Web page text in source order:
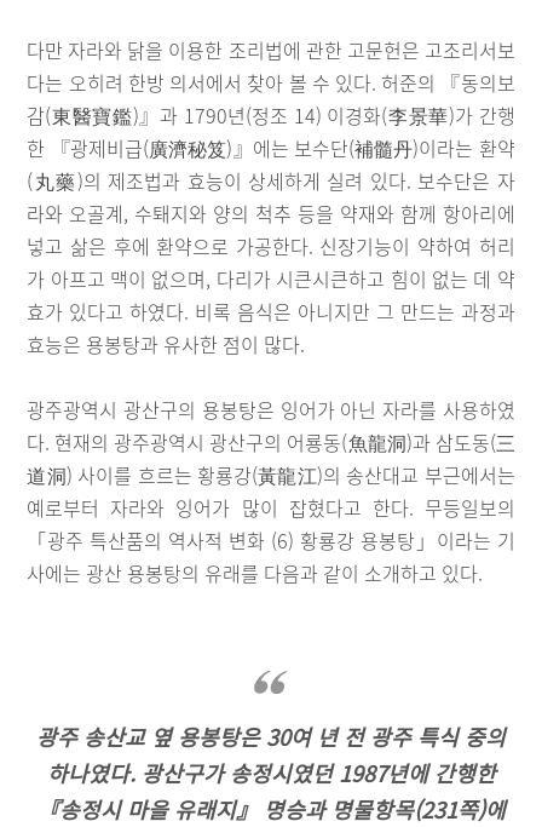
다만 자라와 닭을 이용한 조리법에 관한 고문헌은 고조리서보
다는 오히려 한방 의서에서 찾아 볼 수 있다. 허준의 『동의보
감(東醫寶鑑)』과 1790년(정조 14) 이경화(李景華)가 간행
한 『광제비급(廣濟秘笈)』에는 보수단(補髓丹)이라는 환약
(丸藥)의 제조법과 효능이 상세하게 실려 있다. 보수단은 자
라와 오골계, 수퇘지와 양의 척추 등을 약재와 함께 항아리에
넣고 삶은 후에 환약으로 가공한다. 신장기능이 약하여 허리
가 아프고 맥이 없으며, 다리가 시큰시큰하고 힘이 없는 데 약
효가 있다고 하였다. 비록 음식은 아니지만 그 만드는 과정과
효능은 용봉탕과 유사한 점이 많다.
광주광역시 광산구의 용봉탕은 잉어가 아닌 자라를 사용하였
다. 현재의 광주광역시 광산구의 어룡동(魚龍洞)과 삼도동(三
道洞) 사이를 흐르는 황룡강(黃龍江)의 송산대교 부근에서는
예로부터 자라와 잉어가 많이 잡혔다고 한다. 무등일보의
「광주 특산품의 역사적 변화 (6) 황룡강 용봉탕」이라는 기
사에는 광산 용봉탕의 유래를 다음과 같이 소개하고 있다.
광주 송산교 옆 용봉탕은 30여 년 전 광주 특식 중의
하나였다. 광산구가 송정시였던 1987년에 간행한
『송정시 마을 유래지』 명승과 명물항목(231쪽)에